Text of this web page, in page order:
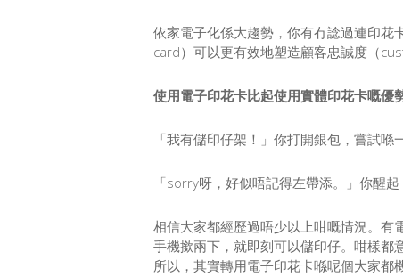
依家電子化係大趨勢，你有冇諗過連印花
card）可以更有效地塑造顧客忠誠度（
使用電子印花卡比起使用實體印花卡嘅優
「我有儲印仔架！」你打開銀包，嘗試
「sorry呀，好似唔記得左帶添。」你醒
相信大家都經歷過唔少以上咁嘅情況。有
手機撳兩下，就即刻可以儲印仔。咁樣都
所以，其實轉用電子印花卡喺呢個大家都